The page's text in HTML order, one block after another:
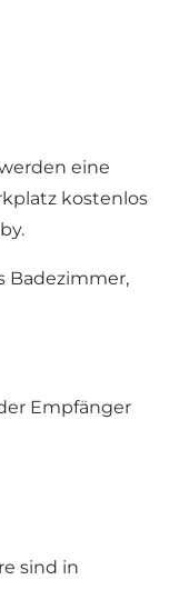
eine
kostenlos
Badezimmer,
Empfänger
sind in